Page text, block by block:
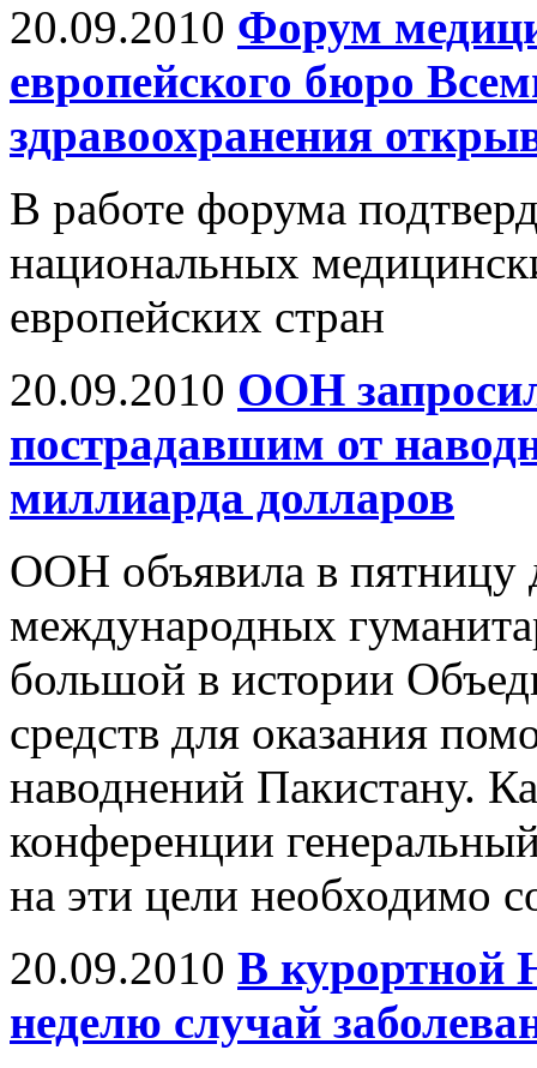
20.09.2010 Форум
европейского бюро
здравоохранения
В работе форума
национальных
европейских стран
20.09.2010 ООН
пострадавшим от
миллиарда долларов
ООН объявила в пятницу
международных
большой в истории
средств для оказания
наводнений Пакистану.
конференции
на эти цели необходимо
20.09.2010 В курортной
неделю случай